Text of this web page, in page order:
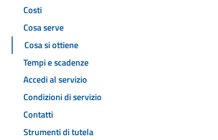
Costi
Cosa serve
Cosa si ottiene
Tempi e scadenze
Accedi al servizio
Condizioni di servizio
Contatti
Strumenti di tutela